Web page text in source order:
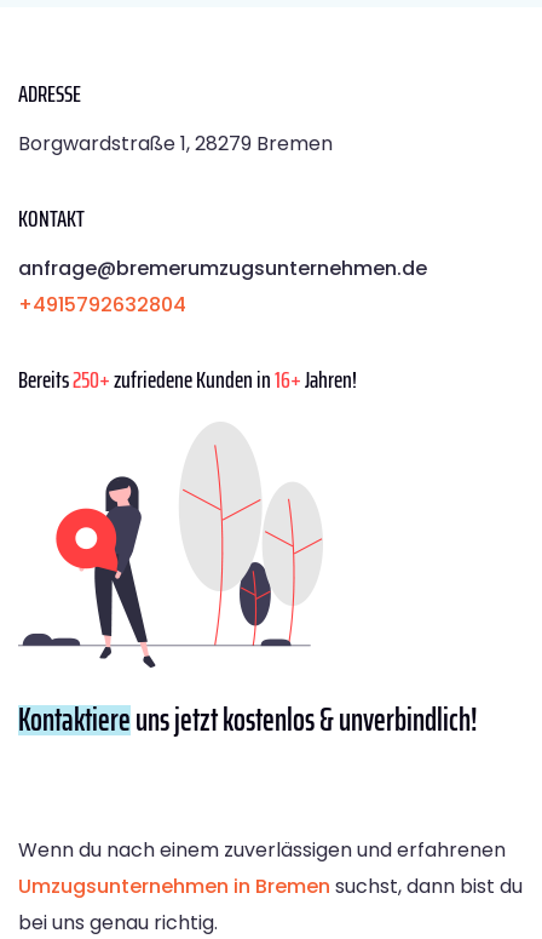
ADRESSE
Borgwardstraße 1, 28279 Bremen
KONTAKT
anfrage@bremerumzugsunternehmen.de
+4915792632804
Bereits250+zufriedene Kunden in16+Jahren!
Kontaktiereuns jetzt kostenlos & unverbindlich!
Wenn du nach einem zuverlässigen und erfahrenen
Umzugsunternehmen in Bremen suchst, dann bist du
bei uns genau richtig.